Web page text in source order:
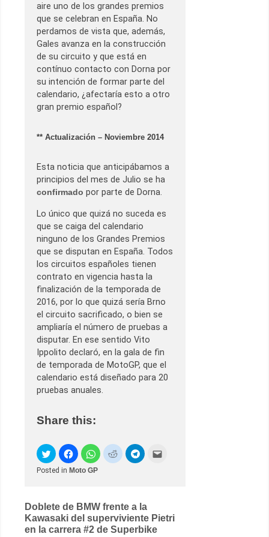
aire uno de los grandes premios
que se celebran en España. No
perdamos de vista que, además,
Gales avanza en la construcción
de su circuito y que está en
contínuo contacto con Dorna por
su intención de formar parte del
calendario, ¿afectaría esto a otro
gran premio español?
** Actualización – Noviembre 2014
Esta noticia que anticipábamos a
principios del mes de Julio se ha
confirmado por parte de Dorna.
Lo único que quizá no suceda es
que se caiga del calendario
ninguno de los Grandes Premios
que se disputan en España. Todos
los circuitos españoles tienen
contrato en vigencia hasta la
finalización de la temporada de
2016, por lo que quizá sería Brno
el circuito sacrificado, o bien se
ampliaría el número de pruebas a
disputar. En ese sentido Vito
Ippolito declaró, en la gala de fin
de temporada de MotoGP, que el
calendario está diseñado para 20
pruebas anuales.
Share this:
Posted in Moto GP
Post
navigation
Doblete de BMW frente a la
Kawasaki del superviviente Pietri
en la carrera #2 de Superbike